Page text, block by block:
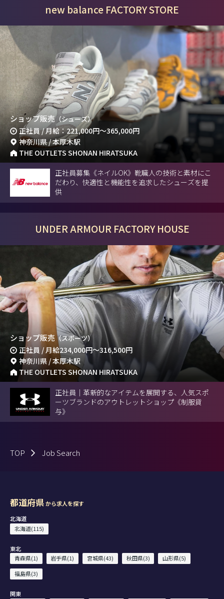
new balance FACTORY STORE
ショップ販売（シューズ）
正社員 / 月給：221,000円～365,000円
神奈川県 / 本厚木駅
THE OUTLETS SHONAN HIRATSUKA
正社員募集《ネイルOK》靴職人の技術と素材にこ
だわり、快適性と機能性を追求したシューズを提
供
UNDER ARMOUR FACTORY HOUSE
ショップ販売 （スポーツ）
正社員 / 月給234,000円～316,500円
神奈川県 / 本厚木駅
THE OUTLETS SHONAN HIRATSUKA
正社員｜革新的なアイテムを展開する、人気スポ
ーツブランドのアウトレットショップ《制服貸
与》
TOP Job Search
都道府県から求人を探す
北海道
北海道(115)
東北
青森県(1)
岩手県(1) 宮城県(43) 秋田県(3)
山形県(5)
福島県(3)
関東